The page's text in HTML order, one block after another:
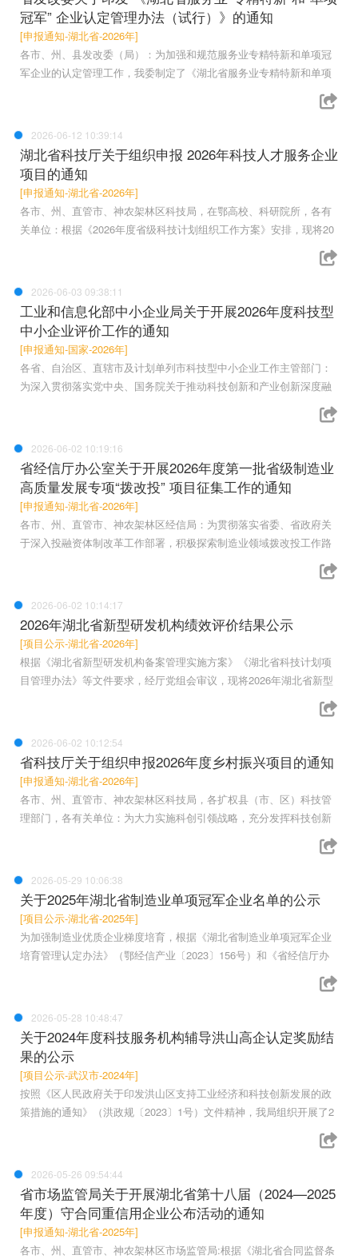
冠军” 企业认定管理办法（试行）》的通知
[申报通知-湖北省-2026年]
各市、州、县发改委（局）：为加强和规范服务业专精特新和单项冠
军企业的认定管理工作，我委制定了《湖北省服务业专精特新和单项
2026-06-12 10:39:14
湖北省科技厅关于组织申报 2026年科技人才服务企业
项目的通知
[申报通知-湖北省-2026年]
各市、州、直管市、神农架林区科技局，在鄂高校、科研院所，各有
关单位：根据《2026年度省级科技计划组织工作方案》安排，现将20
2026-06-03 09:38:11
工业和信息化部中小企业局关于开展2026年度科技型
中小企业评价工作的通知
[申报通知-国家-2026年]
各省、自治区、直辖市及计划单列市科技型中小企业工作主管部门：
为深入贯彻落实党中央、国务院关于推动科技创新和产业创新深度融
2026-06-02 10:19:16
省经信厅办公室关于开展2026年度第一批省级制造业
高质量发展专项“拨改投” 项目征集工作的通知
[申报通知-湖北省-2026年]
各市、州、直管市、神农架林区经信局：为贯彻落实省委、省政府关
于深入投融资体制改革工作部署，积极探索制造业领域拨改投工作路
2026-06-02 10:14:17
2026年湖北省新型研发机构绩效评价结果公示
[项目公示-湖北省-2026年]
根据《湖北省新型研发机构备案管理实施方案》《湖北省科技计划项
目管理办法》等文件要求，经厅党组会审议，现将2026年湖北省新型
2026-06-02 10:12:54
省科技厅关于组织申报2026年度乡村振兴项目的通知
[申报通知-湖北省-2026年]
各市、州、直管市、神农架林区科技局，各扩权县（市、区）科技管
理部门，各有关单位：为大力实施科创引领战略，充分发挥科技创新
2026-05-29 10:06:38
关于2025年湖北省制造业单项冠军企业名单的公示
[项目公示-湖北省-2025年]
为加强制造业优质企业梯度培育，根据《湖北省制造业单项冠军企业
培育管理认定办法》（鄂经信产业〔2023〕156号）和《省经信厅办
2026-05-28 10:48:47
关于2024年度科技服务机构辅导洪山高企认定奖励结
果的公示
[项目公示-武汉市-2024年]
按照《区人民政府关于印发洪山区支持工业经济和科技创新发展的政
策措施的通知》（洪政规〔2023〕1号）文件精神，我局组织开展了2
2026-05-26 09:54:44
省市场监管局关于开展湖北省第十八届（2024—2025
年度）守合同重信用企业公布活动的通知
[申报通知-湖北省-2025年]
各市、州、直管市、神农架林区市场监管局:根据《湖北省合同监督条